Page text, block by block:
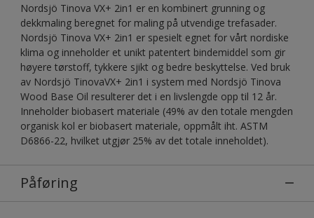
Nordsjö Tinova VX+ 2in1 er en kombinert grunning og
dekkmaling beregnet for maling på utvendige trefasader.
Nordsjö Tinova VX+ 2in1 er spesielt egnet for vårt nordiske
klima og inneholder et unikt patentert bindemiddel som gir
høyere tørstoff, tykkere sjikt og bedre beskyttelse. Ved bruk
av Nordsjö TinovaVX+ 2in1 i system med Nordsjö Tinova
Wood Base Oil resulterer det i en livslengde opp til 12 år.
Inneholder biobasert materiale (49% av den totale mengden
organisk kol er biobasert materiale, oppmålt iht. ASTM
D6866-22, hvilket utgjør 25% av det totale inneholdet).
Påføring